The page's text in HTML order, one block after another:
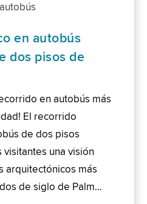
en autobús
dos pisos de
en autobús más
El recorrido
de dos pisos
visitantes una visión
arquitectónicos más
de siglo de Palm…